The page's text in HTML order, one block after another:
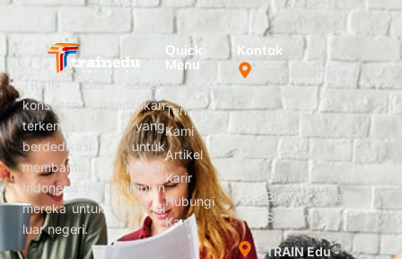
TRAIN Edu adalah
konsultan pendidikan
terkemuka yang
berdedikasi untuk
membantu pelajar
Indonesia meraih impian
mereka untuk belajar di
luar negeri.
Quick
Menu
Beranda
Tentang
Kami
Artikel
Karir
Hubungi
Kami
Kontak
Wisma
Iskandarsyah C5.
Jl. Iskandarsyah
Raya Kav. 12-14
Blok M, Jakarta
Selatan 12160
TRAIN Edu -